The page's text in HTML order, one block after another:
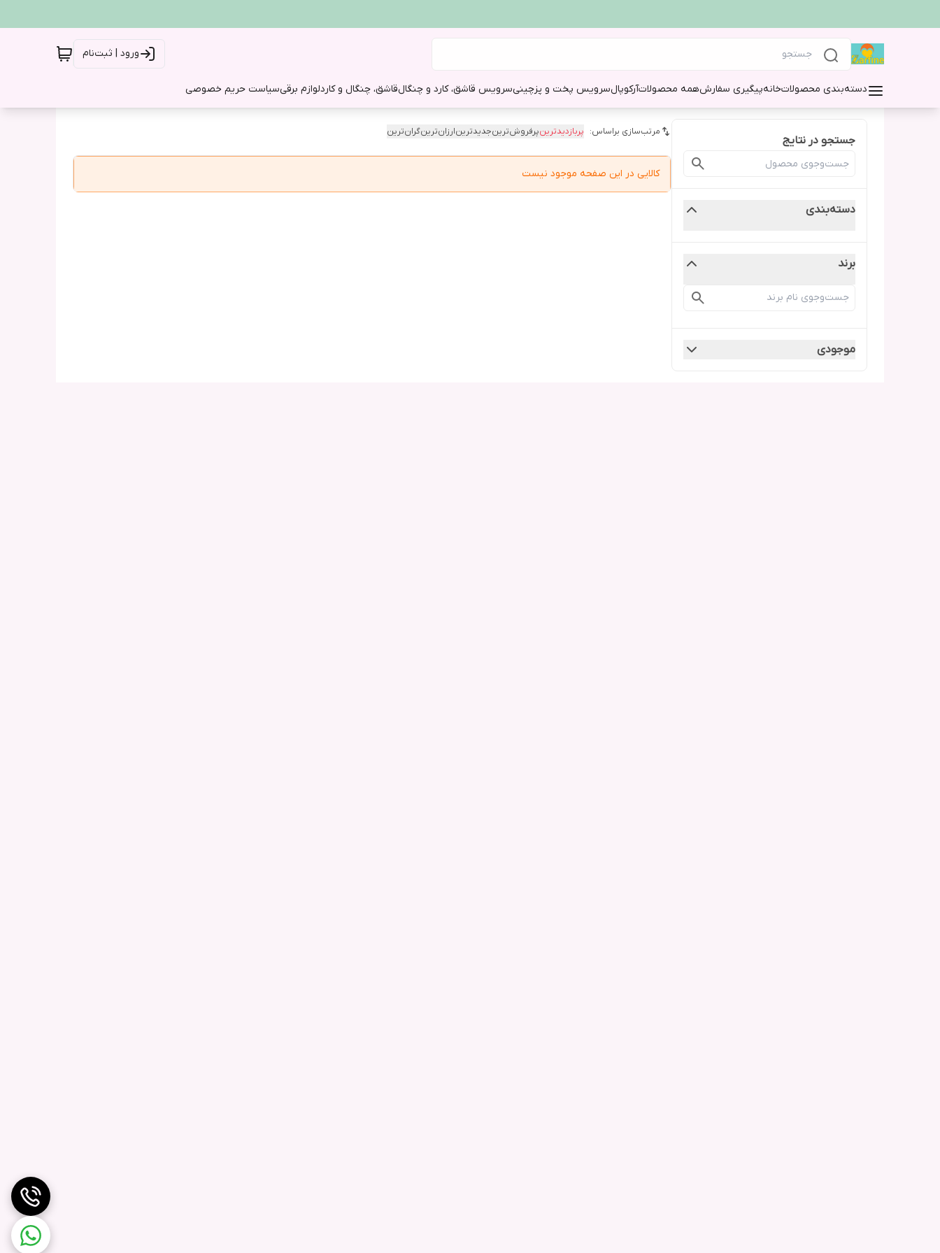
ورود | ثبت‌نام
دسته‌بندی محصولاتخانهپیگیری سفارشهمه محصولاتآرکوپالسرویس پخت و پزچینیسرویس قاشق، کارد و چنگالقاشق، چنگال و کاردلوازم برقیسیاست حریم خصوصی
جستجو در نتایج
دسته‌بندی
برند
موجودی
مرتب‌سازی براساس: پربازدیدترینپرفروش‌ترینجدیدترینارزان‌ترینگران‌ترین
کالایی در این صفحه موجود نیست